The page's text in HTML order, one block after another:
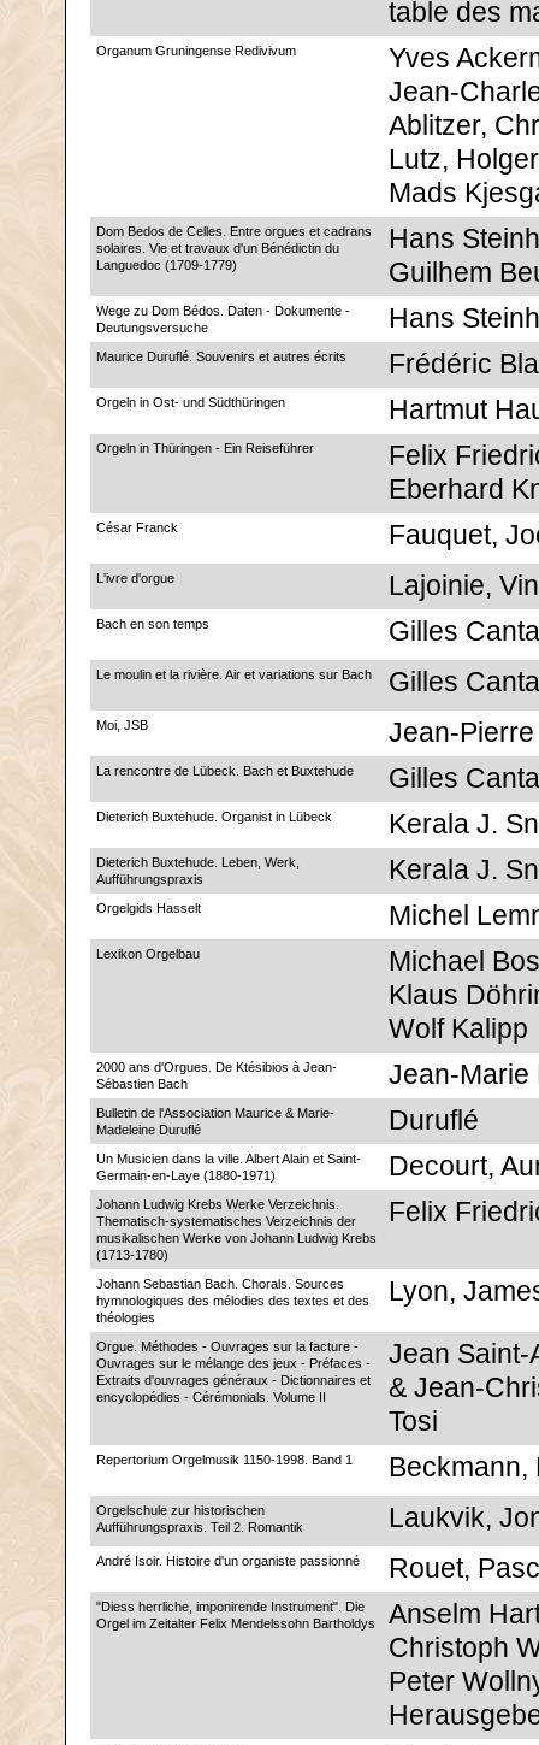
table des
Organum Gruningense Redivivum
Yves
Jean-
Ablitzer,
Lutz,
Mads
Dom Bedos de Celles. Entre orgues et cadrans
solaires. Vie et travaux d'un Bénédictin du
Languedoc (1709-1779)
Hans
Guilhem
Wege zu Dom Bédos. Daten - Dokumente -
Deutungsversuche
Hans
Maurice Duruflé. Souvenirs et autres écrits Frédéric
Orgeln in Ost- und Südthüringen Hartmut
Orgeln in Thüringen - Ein Reiseführer
Felix
Eberhard
César Franck Fauquet,
L'ivre d'orgue Lajoinie,
Bach en son temps Gilles
Le moulin et la rivière. Air et variations sur Bach Gilles
Moi, JSB Jean-
La rencontre de Lübeck. Bach et Buxtehude Gilles
Dieterich Buxtehude. Organist in Lübeck Kerala J.
Dieterich Buxtehude. Leben, Werk,
Aufführungspraxis
Kerala J.
Orgelgids Hasselt Michel
Lexikon Orgelbau
Michael
Klaus
Wolf Kalipp
2000 ans d'Orgues. De Ktésibios à Jean-
Sébastien Bach
Jean-Marie
Bulletin de l'Association Maurice & Marie-
Madeleine Duruflé
Duruflé
Un Musicien dans la ville. Albert Alain et Saint-
Germain-en-Laye (1880-1971)
Decourt,
Johann Ludwig Krebs Werke Verzeichnis.
Thematisch-systematisches Verzeichnis der
musikalischen Werke von Johann Ludwig Krebs
(1713-1780)
Felix
Johann Sebastian Bach. Chorals. Sources
hymnologiques des mélodies des textes et des
théologies
Lyon,
Orgue. Méthodes - Ouvrages sur la facture -
Ouvrages sur le mélange des jeux - Préfaces -
Extraits d'ouvrages généraux - Dictionnaires et
encyclopédies - Cérémonials. Volume II
Jean Saint-
& Jean-
Tosi
Repertorium Orgelmusik 1150-1998. Band 1 Beckmann,
Orgelschule zur historischen
Aufführungspraxis. Teil 2. Romantik
Laukvik,
André Isoir. Histoire d'un organiste passionné Rouet,
"Diess herrliche, imponirende Instrument". Die
Orgel im Zeitalter Felix Mendelssohn Bartholdys
Anselm
Christoph
Peter